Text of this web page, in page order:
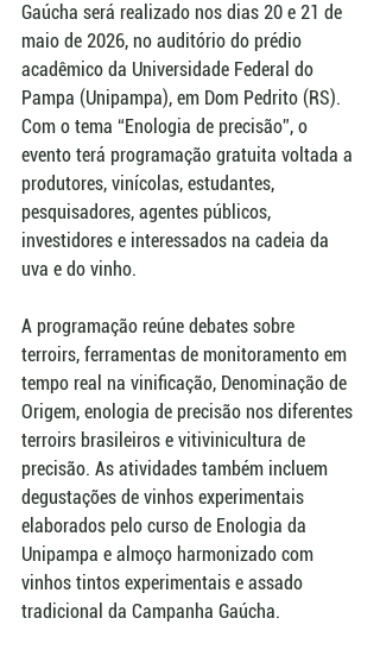
Gaúcha será realizado nos dias 20 e 21 de
maio de 2026, no auditório do prédio
acadêmico da Universidade Federal do
Pampa (Unipampa), em Dom Pedrito (RS).
Com o tema “Enologia de precisão”, o
evento terá programação gratuita voltada a
produtores, vinícolas, estudantes,
pesquisadores, agentes públicos,
investidores e interessados na cadeia da
uva e do vinho.
A programação reúne debates sobre
terroirs, ferramentas de monitoramento em
tempo real na vinificação, Denominação de
Origem, enologia de precisão nos diferentes
terroirs brasileiros e vitivinicultura de
precisão. As atividades também incluem
degustações de vinhos experimentais
elaborados pelo curso de Enologia da
Unipampa e almoço harmonizado com
vinhos tintos experimentais e assado
tradicional da Campanha Gaúcha.